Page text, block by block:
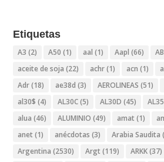
Etiquetas
A3 (2) A50 (1) aal (1) Aapl (66)
aceite de soja (22) achr(1) acn (1)
Adr(18) ae38d (3) AEROLINEAS (51)
al30$ (4) AL30C(5) AL30D (45)
alua (46) ALUMINIO (49) amat (1)
anet (1) anécdotas (3) Arabia Saudita
Argentina (2530) Argt (119) ARKK(37)